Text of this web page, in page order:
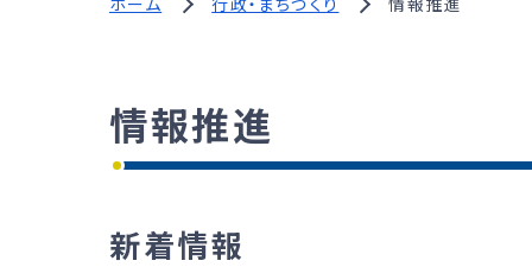
情報推進
新着情報